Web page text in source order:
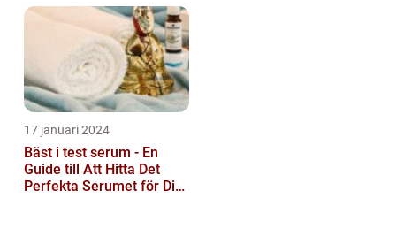
17 januari 2024
Bäst i test serum - En
Guide till Att Hitta Det
Perfekta Serumet för Din